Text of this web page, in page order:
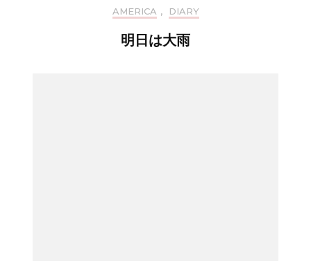
AMERICA , DIARY
明日は大雨